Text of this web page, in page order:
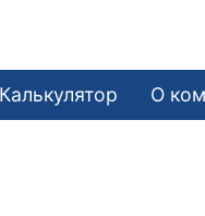
Калькулятор О